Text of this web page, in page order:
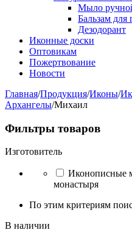
Мыло
Бальзам для
Дезодорант
Иконные доски
Оптовикам
Пожертвование
Новости
Главная/Продукция/Иконы/
Архангелы/Михаил
Фильтры товаров
Изготовитель
Иконописные
монастыря
По этим критериям
В наличии